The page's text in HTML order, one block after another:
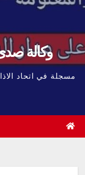
وكالة صدى
مسجلة في اتحاد